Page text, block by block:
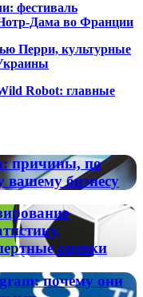
фестиваль
Дама во Франции
Перри, культурные
Robot: главные
причины, по
вашему бизнесу
оценки
почему они